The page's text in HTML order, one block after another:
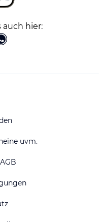
auch hier:
uvm.